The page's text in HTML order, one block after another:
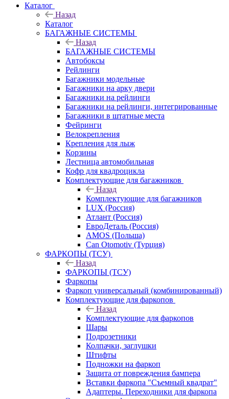
Каталог
Назад
Каталог
БАГАЖНЫЕ СИСТЕМЫ
Назад
БАГАЖНЫЕ СИСТЕМЫ
Автобоксы
Рейлинги
Багажники модельные
Багажники на арку двери
Багажники на рейлинги
Багажники на рейлинги, интегрированные
Багажники в штатные места
Фейринги
Велокрепления
Крепления для лыж
Корзины
Лестница автомобильная
Кофр для квадроцикла
Комплектующие для багажников
Назад
Комплектующие для багажников
LUX (Россия)
Атлант (Россия)
ЕвроДеталь (Россия)
AMOS (Польша)
Can Otomotiv (Турция)
ФАРКОПЫ (ТСУ)
Назад
ФАРКОПЫ (ТСУ)
Фаркопы
Фаркоп универсальный (комбинированный)
Комплектующие для фаркопов
Назад
Комплектующие для фаркопов
Шары
Подрозетники
Колпачки, заглушки
Штифты
Подножки на фаркоп
Защита от повреждения бампера
Вставки фаркопа "Съемный квадрат"
Адаптеры. Переходники для фаркопа